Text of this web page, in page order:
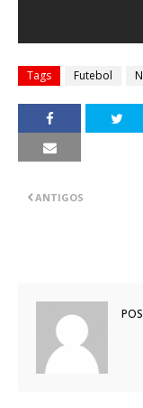
Tags Futebol
ANTIGOS